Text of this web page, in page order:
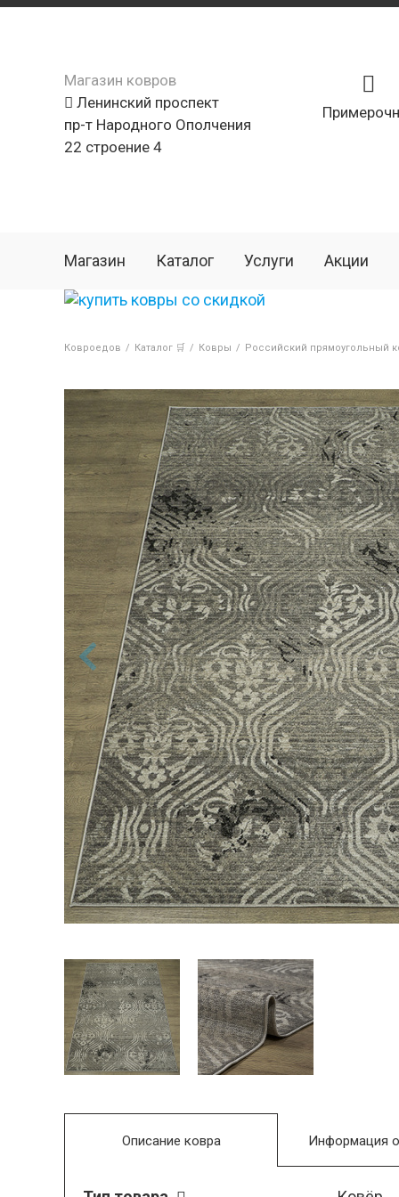
Магазин ковров
Ленинский проспект
пр-т Народного Ополчения
22 строение 4
Магазин Каталог Услуги Акции
Ковроедов / Каталог 🛒 / Ковры / Российский прямоугольный
Описание ковра Информация